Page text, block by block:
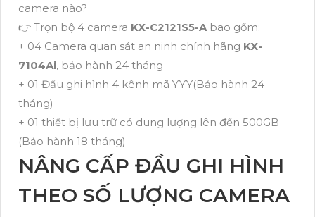
camera nào?
👉 Trọn bộ 4 camera KX-C2121S5-A bao gồm:
+ 04 Camera quan sát an ninh chính hãng KX-
7104Ai, bảo hành 24 tháng
+ 01 Đầu ghi hình 4 kênh mã YYY(Bảo hành 24
tháng)
+ 01 thiết bị lưu trữ có dung lượng lên đến 500GB
(Bảo hành 18 tháng)
NÂNG CẤP ĐẦU GHI HÌNH
THEO SỐ LƯỢNG CAMERA